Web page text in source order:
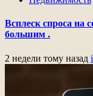
Всплеск спроса на
большим .
2 недели тому назад